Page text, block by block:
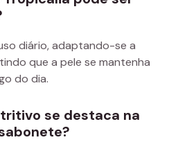
diário, adaptando-se a
que a pele se mantenha
do dia.
se destaca na